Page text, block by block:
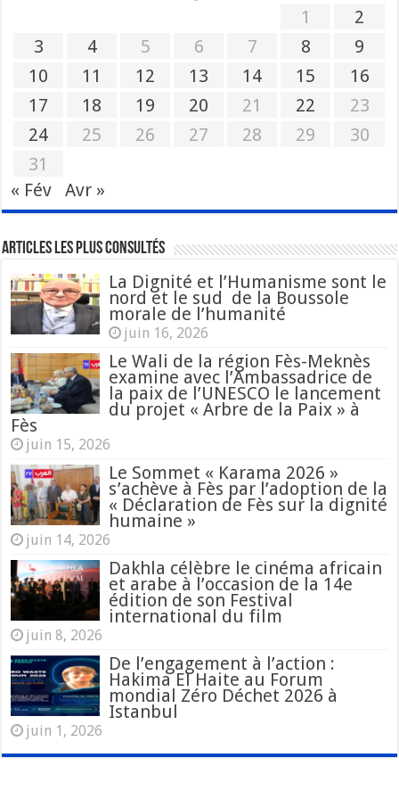
1
2
3
4 5 6 7 8
9
10
11 12 13 14 15
16
17
18 19 20 21 22
23
24
25 26 27 28 29
30
31
« Fév
Avr »
Articles les plus consultés
La Dignité et l’Humanisme sont le
nord et le sud de la Boussole
morale de l’humanité
juin 16, 2026
Le Wali de la région Fès-Meknès
examine avec l’Ambassadrice de
la paix de l’UNESCO le lancement
du projet « Arbre de la Paix » à
Fès
juin 15, 2026
Le Sommet « Karama 2026 »
s’achève à Fès par l’adoption de la
« Déclaration de Fès sur la dignité
humaine »
juin 14, 2026
Dakhla célèbre le cinéma africain
et arabe à l’occasion de la 14e
édition de son Festival
international du film
juin 8, 2026
De l’engagement à l’action :
Hakima El Haite au Forum
mondial Zéro Déchet 2026 à
Istanbul
juin 1, 2026